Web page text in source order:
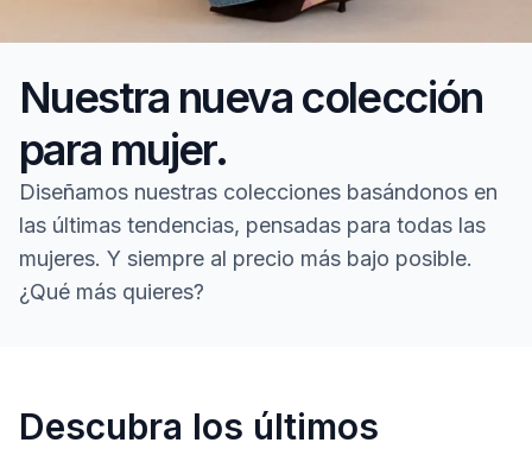
Nuestra nueva colección
para mujer.
Diseñamos nuestras colecciones basándonos en
las últimas tendencias, pensadas para todas las
mujeres. Y siempre al precio más bajo posible.
¿Qué más quieres?
Nuestra nueva colección
Descubra los últimos